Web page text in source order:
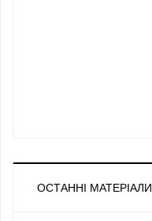
ОСТАННІ МАТЕРІАЛИ